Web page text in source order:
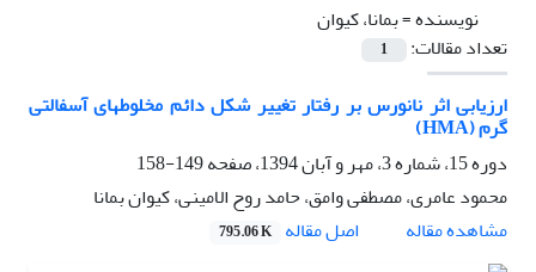
نویسنده =بمانا، کیوان
تعداد مقالات:
1
ارزیابی اثر نانورس‌ بر رفتار تغییر شکل دائم مخلوطهای آسفالتی
گرم (HMA)
دوره 15، شماره 3، مهر و آبان 1394، صفحه
149-158
محمود عامری، مصطفی وامق، حامد روح الامینی، کیوان بمانا
مشاهده مقاله
اصل مقاله 795.06 K